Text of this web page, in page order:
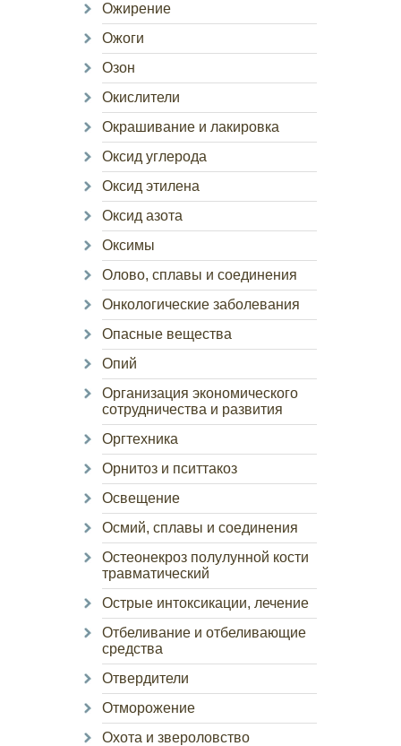
Ожирение
Ожоги
Озон
Окислители
Окрашивание и лакировка
Оксид углерода
Оксид этилена
Оксид азота
Оксимы
Олово, сплавы и соединения
Онкологические заболевания
Опасные вещества
Опий
Организация экономического
сотрудничества и развития
Оргтехника
Орнитоз и пситтакоз
Освещение
Осмий, сплавы и соединения
Остеонекроз полулунной кости
травматический
Острые интоксикации, лечение
Отбеливание и отбеливающие
средства
Отвердители
Отморожение
Охота и звероловство